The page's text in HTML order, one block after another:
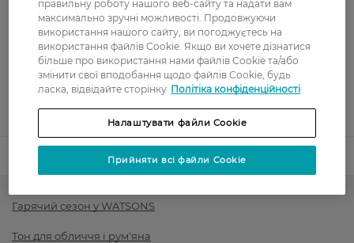
Оплата
Оплата карткою
Післяоплата
Показати більше
Гарячий сезон у WATSONS
Тон для обличчя і рум'яна
правильну роботу нашого веб-сайту та надати вам
максимально зручні можливості. Продовжуючи
використання нашого сайту, ви погоджуєтесь на
використання файлів Cookie. Якщо ви хочете дізнатися
більше про використання нами файлів Cookie та/або
змінити свої вподобання щодо файлів Cookie, будь
ласка, відвідайте сторінку Політіка конфіденційності
Налаштувати файли Cookie
Прийняти всі файли Cookie